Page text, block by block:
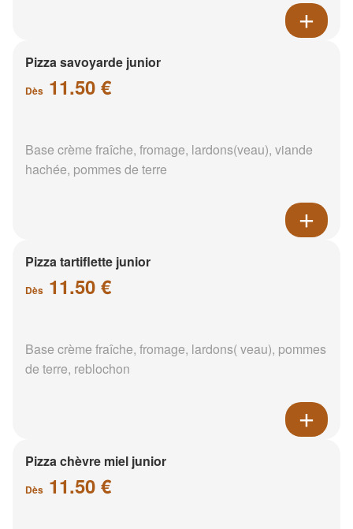
Pizza savoyarde junior
Dès 11.50 €
Base crème fraîche, fromage, lardons(veau), viande
hachée, pommes de terre
Pizza tartiflette junior
Dès 11.50 €
Base crème fraîche, fromage, lardons( veau), pommes
de terre, reblochon
Pizza chèvre miel junior
Dès 11.50 €